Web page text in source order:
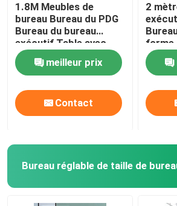
1.8M Meubles de
bureau Bureau du PDG
Bureau du bureau
exécutif Table avec
cabinet
meilleur prix
Contact
2
forme
latéral
Bureau réglable de taille de